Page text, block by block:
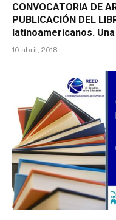
CONVOCATORIA DE
PUBLICACIÓN DEL
latinoamericanos.
10 abril, 2018